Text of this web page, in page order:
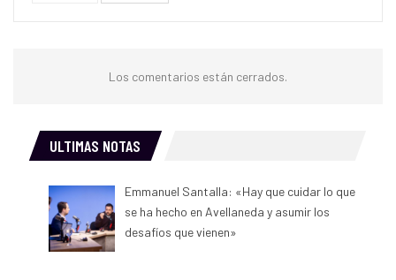
Los comentarios están cerrados.
ULTIMAS NOTAS
Emmanuel Santalla: «Hay que cuidar lo que
se ha hecho en Avellaneda y asumir los
desafíos que vienen»